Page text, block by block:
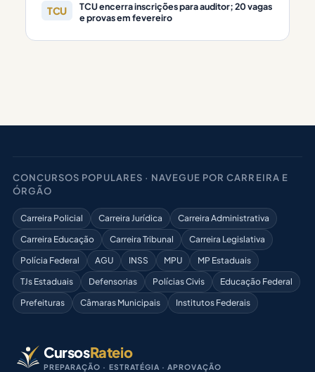
TCU
TCU encerra inscrições para auditor; 20 vagas
e provas em fevereiro
CONCURSOS POPULARES · NAVEGUE POR CARREIRA E
ÓRGÃO
Carreira Policial Carreira Jurídica
Carreira Administrativa
Carreira Educação
Carreira Tribunal
Carreira Legislativa
Polícia Federal
AGU INSS MPU
MP Estaduais
TJs Estaduais
Defensorias Polícias Civis
Educação Federal
Prefeituras
Câmaras Municipais Institutos Federais
CursosRateio
PREPARAÇÃO · ESTRATÉGIA · APROVAÇÃO